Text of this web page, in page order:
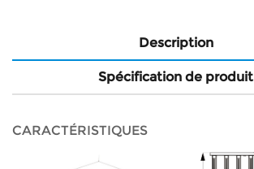
Description
Spécification de produit
CARACTÉRISTIQUES